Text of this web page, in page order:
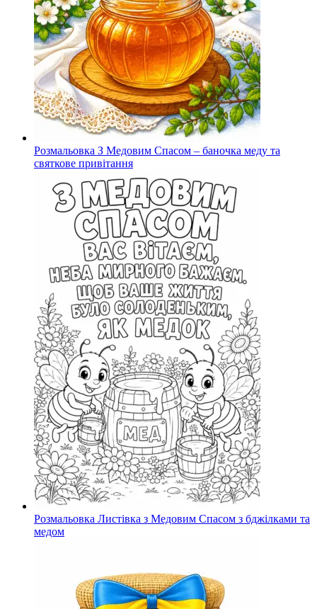
Розмальовка З Медовим Спасом – баночка меду та
святкове привітання
Розмальовка Листівка з Медовим Спасом з бджілками та
медом